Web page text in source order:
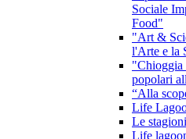
Sociale
Food"
"Art &
l'Arte e la
"Chioggia
popolari
“Alla
Life
Le
Life